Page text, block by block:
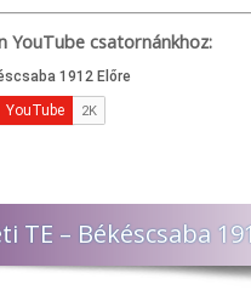
YouTube csatornánkhoz:
TE – Békéscsaba